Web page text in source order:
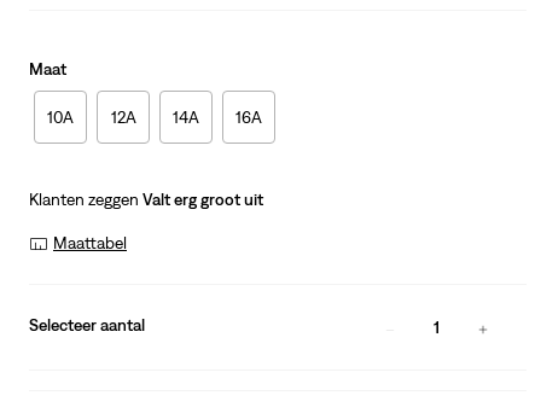
Maat
10A 12A 14A 16A
Klanten zeggen Valt erg groot uit
Maattabel
Selecteer aantal 1